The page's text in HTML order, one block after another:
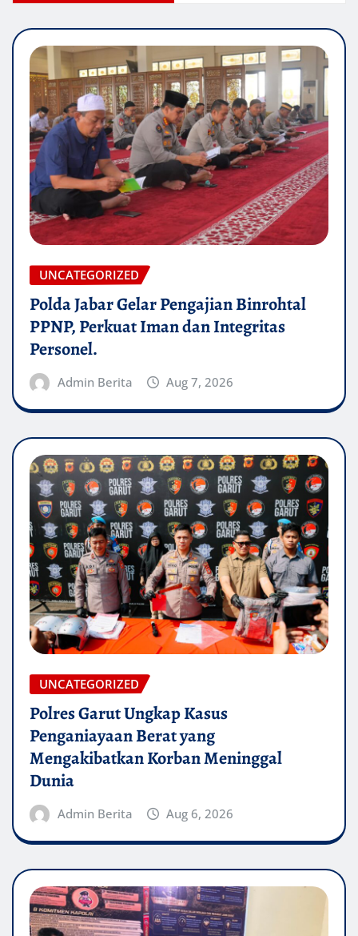
UNCATEGORIZED
Polda Jabar Gelar Pengajian Binrohtal
PPNP, Perkuat Iman dan Integritas
Personel.
Admin Berita Aug 7, 2026
UNCATEGORIZED
Polres Garut Ungkap Kasus
Penganiayaan Berat yang
Mengakibatkan Korban Meninggal
Dunia
Admin Berita Aug 6, 2026